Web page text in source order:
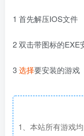
1 首先解压IOS文件
2 双击带图标的EXE
3选择要安装的游戏
1、本站所有游戏